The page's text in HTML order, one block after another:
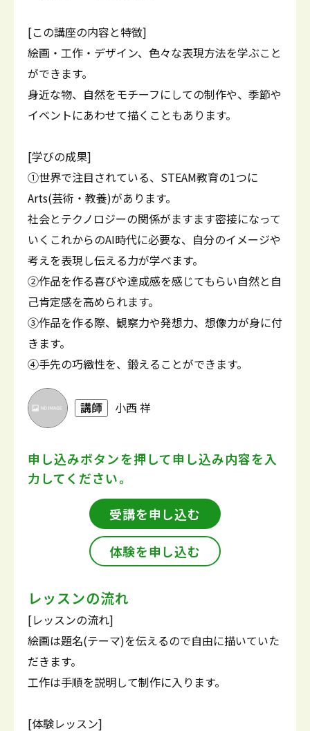
[この講座の内容と特徴]
絵画・工作・デザイン、色々な表現方法を学ぶこと
ができます。
身近な物、自然をモチーフにしての制作や、季節や
イベントにあわせて描くこともあります。
[学びの成果]
①世界で注目されている、STEAM教育の1つに
Arts(芸術・教養)があります。
社会とテクノロジーの関係がますます密接になって
いくこれからのAI時代に必要な、自分のイメージや
考えを表現し伝える力が学べます。
②作品を作る喜びや達成感を感じてもらい自然と自
己肯定感を高められます。
③作品を作る際、観察力や発想力、想像力が身に付
きます。
④手先の巧緻性を、鍛えることができます。
講師 小西 祥
申し込みボタンを押して申し込み内容を入
力してください。
受講を申し込む
体験を申し込む
レッスンの流れ
[レッスンの流れ]
絵画は題名(テーマ)を伝えるので自由に描いていた
だきます。
工作は手順を説明して制作に入ります。
[体験レッスン]